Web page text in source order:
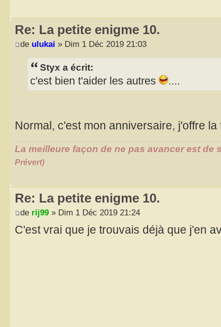
Re: La petite enigme 10.
de ulukai » Dim 1 Déc 2019 21:03
Styx a écrit:
c'est bien t'aider les autres ....
Normal, c'est mon anniversaire, j'offre
La meilleure façon de ne pas avancer est de
Prévert)
Re: La petite enigme 10.
de rij99 » Dim 1 Déc 2019 21:24
C'est vrai que je trouvais déjà que j'en